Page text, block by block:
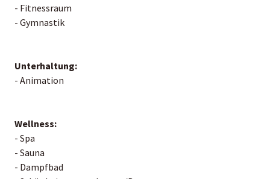
- Fitnessraum
- Gymnastik
Unterhaltung:
- Animation
Wellness:
- Spa
- Sauna
- Dampfbad